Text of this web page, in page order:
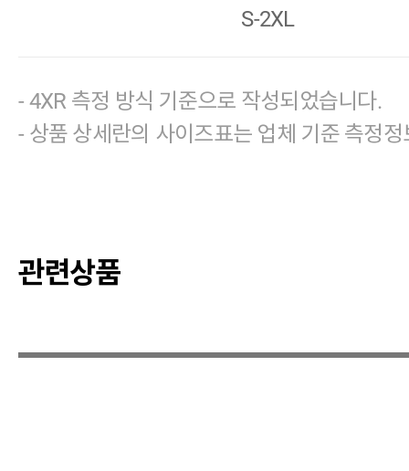
S-2XL
- 4XR 측정 방식 기준으로 작성되었습니다.
- 상품 상세란의 사이즈표는 업체 기준 측정정
관련상품